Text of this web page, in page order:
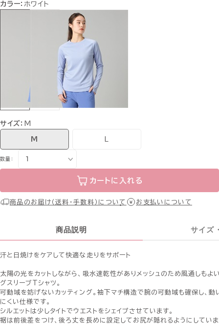
カラー： ホワイト
サイズ： M
M
数量：
カートに入れる
商品のお届け（送料・手数料）について お支払いについて
商品説明 サイズ
汗と日焼けをケアして快適な走りをサポート
太陽の光をカットしながら、吸水速乾性がありメッシュのため風通しもよ
グスリーブTシャツ。
可動域を妨げないカッティング。袖下マチ構造で腕の可動域も確保し、
にくい仕様です。
シルエットは少しタイトでウエストをシェイプさせています。
裾は前後差をつけ、後ろ丈を長めに設定してお尻が隠れるようにしていま